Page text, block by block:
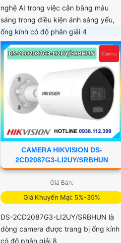
nghệ AI trong việc cân bằng màu
sáng trong điều kiện ánh sáng yếu,
ống kính có độ phân giải 4
CAMERA HIKVISION DS-
2CD2087G3-LI2UY/SRBHUN
Giá Bán:
Giá Khuyến Mại: 5%-35%
DS-2CD2087G3-LI2UY/SRBHUN là
dòng camera được trang bị ống kính
có độ phân giải 8